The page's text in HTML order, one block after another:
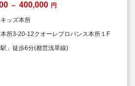
～ 400,000 円
ッズ本所
所3-20-12クオーレプロバンス本所１F
駅」徒歩6分(都営浅草線)